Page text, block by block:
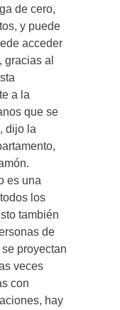
de cero,
y puede
acceder
al
a la
que se
dijo la
es una
los
también
de
proyectan
veces
con
hay